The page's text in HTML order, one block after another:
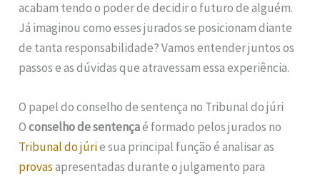
acabam tendo o poder de decidir o futuro de alguém.
Já imaginou como esses jurados se posicionam diante
de tanta responsabilidade? Vamos entender juntos os
passos e as dúvidas que atravessam essa experiência.
O papel do conselho de sentença no Tribunal do júri
Oconselho de sentençaé formado pelos jurados no
Tribunal do júrie sua principal função é analisar as
provasapresentadas durante o julgamento para